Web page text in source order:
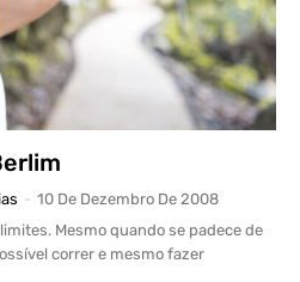
- 10 De Dezembro De 2008
Mesmo quando se padece de
correr e mesmo fazer